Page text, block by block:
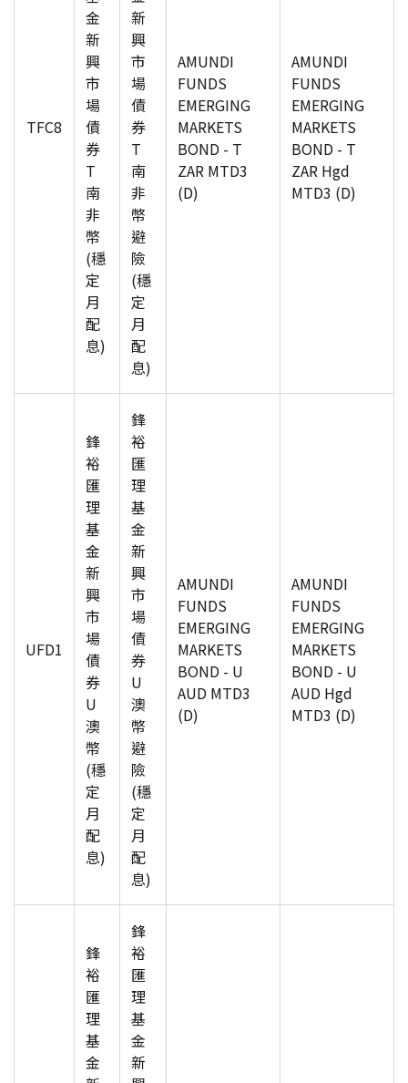
TFC8
金
新
興
市
場
債
券
T
南
非
幣
(穩
定
月
配
息)
新
興
市
場
債
券
T
南
非
幣
避
險
(穩
定
月
配
息)
AMUNDI
FUNDS
EMERGING
MARKETS
BOND - T
ZAR MTD3
(D)
AMUNDI
FUNDS
EMERGING
MARKETS
BOND - T
ZAR Hgd
MTD3 (D)
UFD1
鋒
裕
匯
理
基
金
新
興
市
場
債
券
U
澳
幣
(穩
定
月
配
息)
鋒
裕
匯
理
基
金
新
興
市
場
債
券
U
澳
幣
避
險
(穩
定
月
配
息)
AMUNDI
FUNDS
EMERGING
MARKETS
BOND - U
AUD MTD3
(D)
AMUNDI
FUNDS
EMERGING
MARKETS
BOND - U
AUD Hgd
MTD3 (D)
鋒
裕
匯
理
基
金
鋒
裕
匯
理
基
金
新